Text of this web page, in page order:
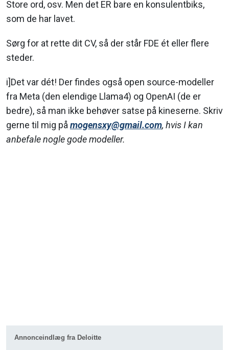
Store ord, osv. Men det ER bare en konsulentbiks,
som de har lavet.
Sørg for at rette dit CV, så der står FDE ét eller flere
steder.
i]Det var dét! Der findes også open source-modeller
fra Meta (den elendige Llama4) og OpenAI (de er
bedre), så man ikke behøver satse på kineserne. Skriv
gerne til mig på mogensxy@gmail.com, hvis I kan
anbefale nogle gode modeller.
Annonceindlæg fra Deloitte